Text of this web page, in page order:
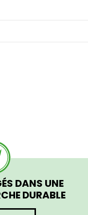
DANS UNE
DURABLE